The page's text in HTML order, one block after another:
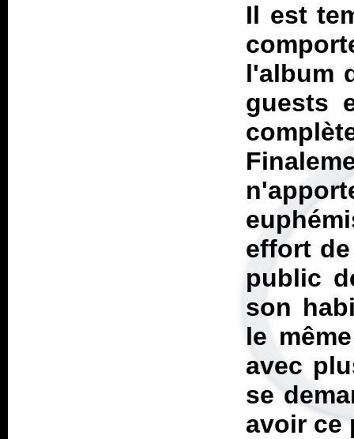
Il est
l'album
guests
effort
public
son
le
avec
se
avoir ce